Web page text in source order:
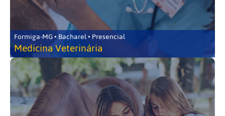
Formiga-MG • Bacharel • Presencial
Medicina Veterinária